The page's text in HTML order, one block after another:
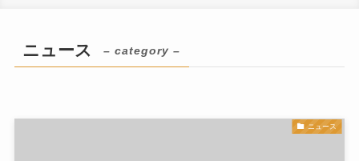
ニュース – category –
ニュース